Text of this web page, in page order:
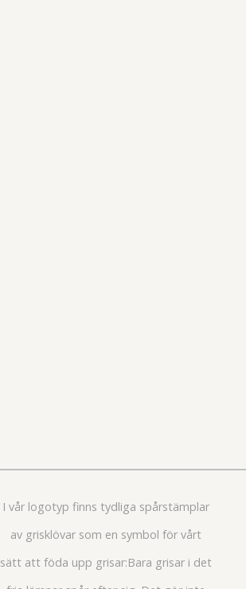
I vår logotyp finns tydliga spårstämplar
av grisklövar som en symbol för vårt
sätt att föda upp grisar:Bara grisar i det